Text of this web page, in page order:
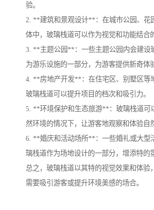
验。
2. **建筑和景观设计**：在城市公园、花
体中，玻璃栈道可以作为视觉和功能结合
3. **主题公园**：一些主题公园内会建设
为游乐设施的一部分，为游客提供新奇体
4. **房地产开发**：在住宅区、别墅区等
玻璃栈道可以提升项目的档次和吸引力。
5. **环境保护和生态旅游**：玻璃栈道可
然环境的情况下，让游客地观察和体验自
6. **婚庆和活动场所**：一些婚礼或大型
璃栈道作为场地设计的一部分，增添特的
总之，玻璃栈道以其特的视觉效果和体验
需要吸引游客或提升环境美感的场合。